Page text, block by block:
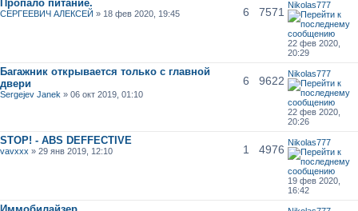
Пропало питание.
СЕРГЕЕВИЧ АЛЕКСЕЙ » 18 фев 2020, 19:45 6 7571
Nikolas777
22 фев 2020,
20:29
Багажник открывается только с главной
двери
Sergejev Janek » 06 окт 2019, 01:10
6 9622
Nikolas777
22 фев 2020,
20:26
STOP! - ABS DEFFECTIVE
vavxxx » 29 янв 2019, 12:10 1 4976
Nikolas777
19 фев 2020,
16:42